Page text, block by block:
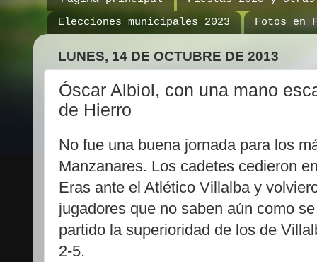
Elecciones municipales 2023
Fotos en
LUNES, 14 DE OCTUBRE DE 2013
Óscar Albiol, con una mano
de Hierro
No fue una buena jornada para los
Manzanares. Los cadetes cedieron
Eras ante el Atlético Villalba y
jugadores que no saben aún como
partido la superioridad de los de
2-5.